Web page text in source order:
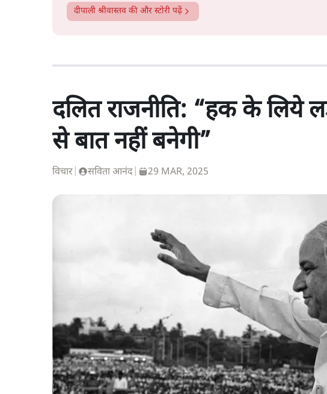
दीपाली श्रीवास्तव की और स्टोरी पढ़ें
दलित राजनीति: “हक के लिये
से बात नहीं बनेगी”
विचार सविता आनंद 29 MAR, 2025